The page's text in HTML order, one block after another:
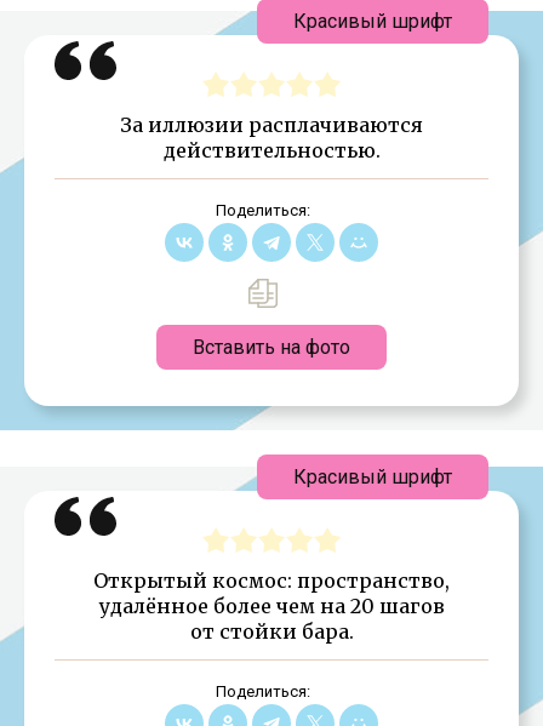
За иллюзии расплачиваются
действительностью.
Поделиться:
Вставить на фото
Красивый шрифт
Открытый космос: пространство,
удалённое более чем на 20 шагов
от стойки бара.
Поделиться:
Красивый шрифт